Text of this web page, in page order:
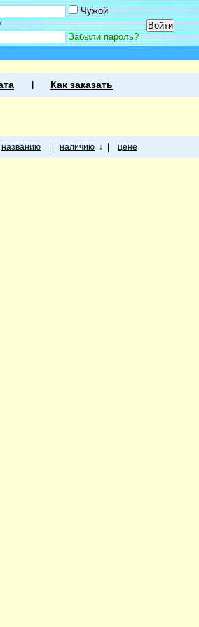
Чужой
Забыли пароль?
Как заказать
названию наличию ↓ цене